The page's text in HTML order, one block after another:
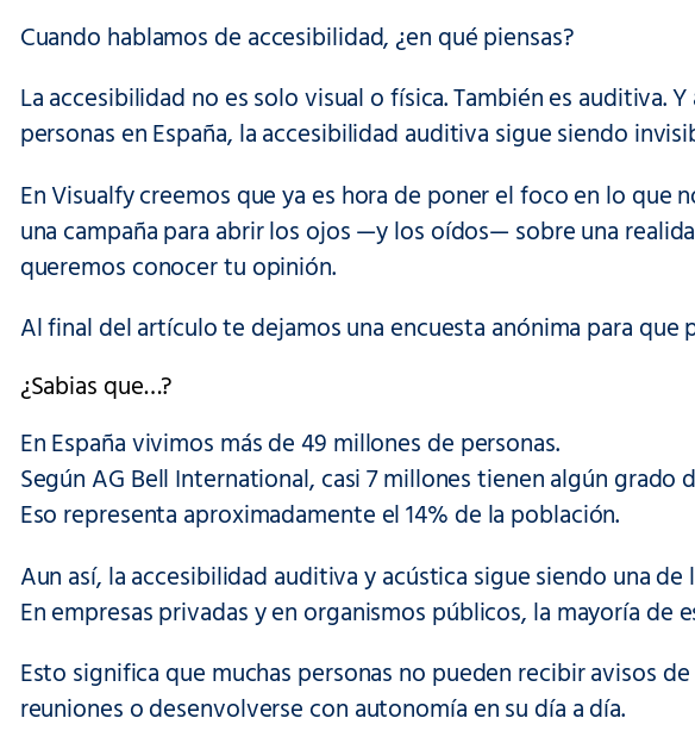
Cuando hablamos de accesibilidad, ¿en qué piensas?
La accesibilidad no es solo visual o física. También es auditiva.
personas en España, la accesibilidad auditiva sigue siendo
En Visualfy creemos que ya es hora de poner el foco en lo que
una campaña para abrir los ojos —y los oídos— sobre una
queremos conocer tu opinión.
Al final del artículo te dejamos una encuesta anónima para que
¿Sabias que…?
En España vivimos más de 49 millones de personas.
Según AG Bell International, casi 7 millones tienen algún grado
Eso representa aproximadamente el 14% de la población.
Aun así, la accesibilidad auditiva y acústica sigue siendo una de
En empresas privadas y en organismos públicos, la mayoría de
Esto significa que muchas personas no pueden recibir avisos
reuniones o desenvolverse con autonomía en su día a día.